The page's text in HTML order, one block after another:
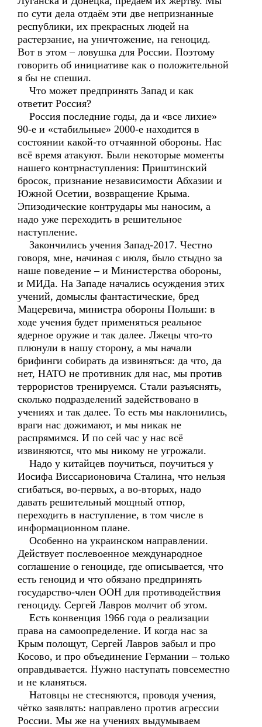
по сути дела отдаём эти две непризнанные
республики, их прекрасных людей на
растерзание, на уничтожение, на геноцид.
Вот в этом – ловушка для России. Поэтому
говорить об инициативе как о положительной
я бы не спешил.
Что может предпринять Запад и как
ответит Россия?
Россия последние годы, да и «все лихие»
90-е и «стабильные» 2000-е находится в
состоянии какой-то отчаянной обороны. Нас
всё время атакуют. Были некоторые моменты
нашего контрнаступления: Приштинский
бросок, признание независимости Абхазии и
Южной Осетии, возвращение Крыма.
Эпизодические контрудары мы наносим, а
надо уже переходить в решительное
наступление.
Закончились учения Запад-2017. Честно
говоря, мне, начиная с июля, было стыдно за
наше поведение – и Министерства обороны,
и МИДа. На Западе начались осуждения этих
учений, домыслы фантастические, бред
Мацеревича, министра обороны Польши: в
ходе учения будет применяться реальное
ядерное оружие и так далее. Лжецы что-то
плюнули в нашу сторону, а мы начали
брифинги собирать да извиняться: да что, да
нет, НАТО не противник для нас, мы против
террористов тренируемся. Стали разъяснять,
сколько подразделений задействовано в
учениях и так далее. То есть мы наклонились,
враги нас дожимают, и мы никак не
распрямимся. И по сей час у нас всё
извиняются, что мы никому не угрожали.
Надо у китайцев поучиться, поучиться у
Иосифа Виссарионовича Сталина, что нельзя
сгибаться, во-первых, а во-вторых, надо
давать решительный мощный отпор,
переходить в наступление, в том числе в
информационном плане.
Особенно на украинском направлении.
Действует послевоенное международное
соглашение о геноциде, где описывается, что
есть геноцид и что обязано предпринять
государство-член ООН для противодействия
геноциду. Сергей Лавров молчит об этом.
Есть конвенция 1966 года о реализации
права на самоопределение. И когда нас за
Крым полощут, Сергей Лавров забыл и про
Косово, и про объединение Германии – только
оправдывается. Нужно наступать повсеместно
и не кланяться.
Натовцы не стесняются, проводя учения,
чётко заявлять: направлено против агрессии
России. Мы же на учениях выдумываем